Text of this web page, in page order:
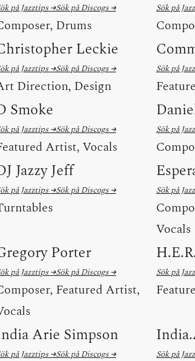
på Jazztips →Sök på Discogs →
Drums
Sök på
Leckie
på Jazztips →Sök på Discogs →
Direction, Design
Sök på
Smoke
på Jazztips →Sök på Discogs →
Artist, Vocals
Sök på
Jazzy Jeff
på Jazztips →Sök på Discogs → Sök på
Vocals
Porter
på Jazztips →Sök på Discogs →
Featured Artist,
Sök på
Arie Simpson
på Jazztips →Sök på Discogs → Sök på